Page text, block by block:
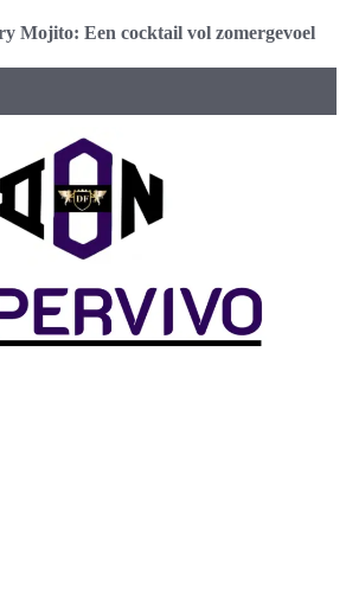
Mojito: Een cocktail vol zomergevoel